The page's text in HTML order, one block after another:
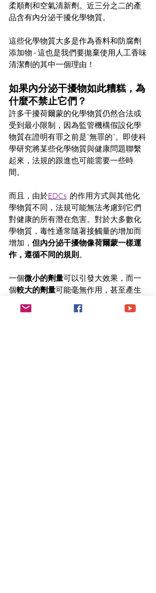
柔順劑和空氣清新劑。近三分之二的產
品含有內分泌干擾化學物質。
這些化學物質大多是作為香料和防腐劑
添加物 - 這也是我們要拋棄使用人工香味
清潔劑的其中一個理由！
如果內分泌干擾物如此糟糕，為
什麼不禁止它們？
許多干擾荷爾蒙的化學物質仍然合法或
受到最小限制，因為監管機構假設化學
物質在證明有罪之前是“無罪的”。即使科
學研究將某些化學物質與健康問題聯繫
起來，法規的跟進也可能需要一些時
間。
而且，由於EDCs 的作用方式與其他化
學物質不同，法規可能無法考慮到它們
對健康的所有潛在危害。對於大多數化
學物質，毒性通常隨著接觸量的增加而
增加， 但內分泌干擾物像荷爾蒙一樣運
作，遵循不同的規則。
一個微小的劑量可以引發大效果，而一
個較大的劑量可能毫無作用，甚至產生
相反的效果。這使得它們更
。